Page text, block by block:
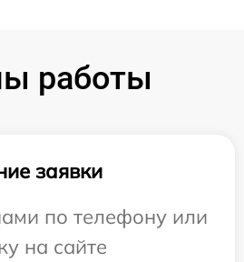
работы
заявки
по телефону или
на сайте